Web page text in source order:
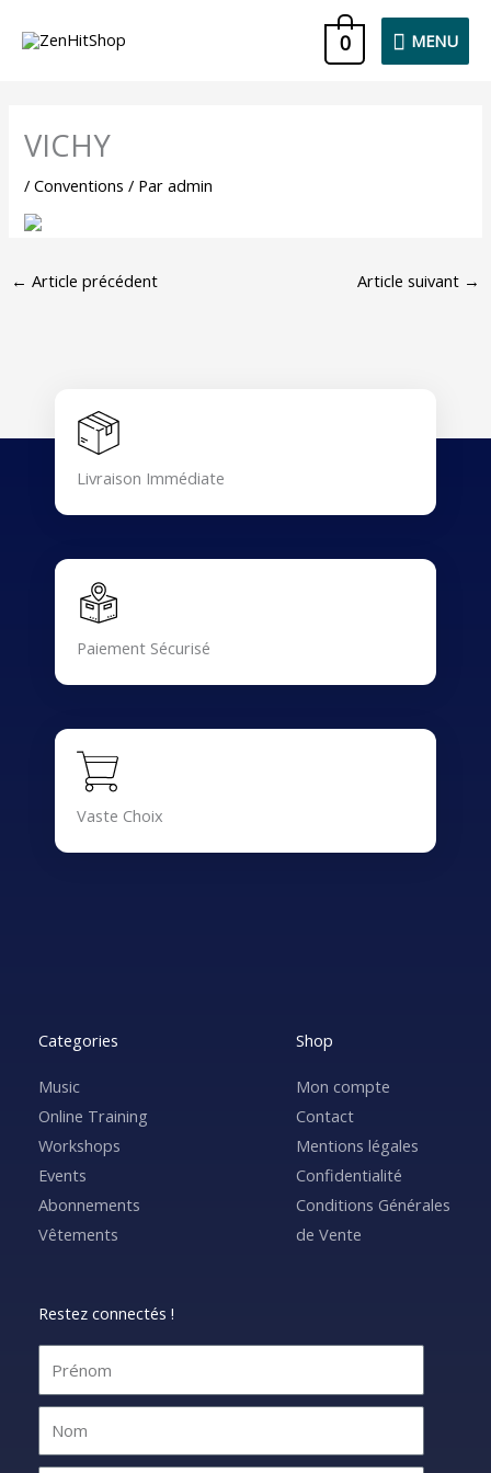
MENU
MENU
0
VICHY
/Conventions / Paradmin
← Article précédent Article suivant →
Livraison Immédiate
Paiement Sécurisé
Vaste Choix
Categories
Music
Online Training
Workshops
Events
Abonnements
Vêtements
Shop
Mon compte
Contact
Mentions légales
Confidentialité
Conditions Générales
de Vente
Restez connectés !